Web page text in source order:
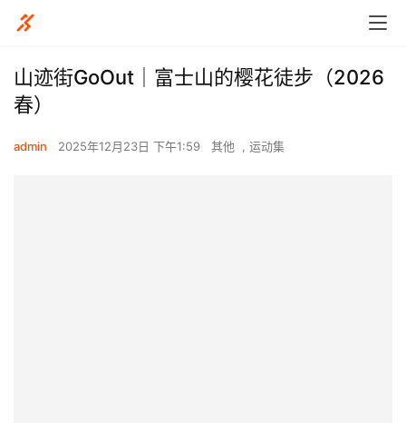
山迹街GoOut｜富士山的樱花徒步（2026
春）
admin 2025年12月23日 下午1:59 其他 , 运动集